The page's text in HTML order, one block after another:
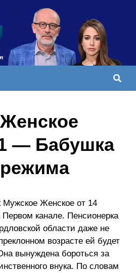
— Бабушка
режима
Женское от 14
Первом канале. Пенсионерка
области даже не
возрасте ей будет
вынуждена бороться за
внука. По словам